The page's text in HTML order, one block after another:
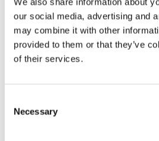
our social media, advertising and
may combine it with other
provided to them or that they’ve
of their services.
Selection
Necessary
högt